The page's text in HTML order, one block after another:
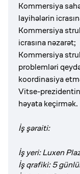
Kommersiya
layihələrin
Kommersiya
icrasına nəzarət;
Kommersiya
problemləri
koordinasiya
Vitse-prezidentin
həyata keçirmək.
İş şəraiti:
İş yeri: Luxen
İş qrafiki: 5